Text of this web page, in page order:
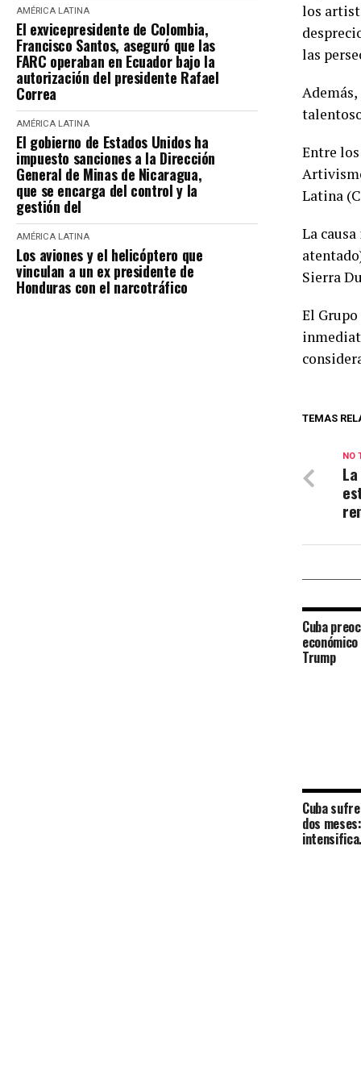
AMÉRICA LATINA
El exvicepresidente de Colombia,
Francisco Santos, aseguró que las
FARC operaban en Ecuador bajo la
autorización del presidente Rafael
Correa
AMÉRICA LATINA
El gobierno de Estados Unidos ha
impuesto sanciones a la Dirección
General de Minas de Nicaragua,
que se encarga del control y la
gestión del
AMÉRICA LATINA
Los aviones y el helicóptero que
vinculan a un ex presidente de
Honduras con el narcotráfico
los
las
Entre
Latina
La
Sierra
El
TEMAS
NO
Cuba
Trump
Cuba
dos